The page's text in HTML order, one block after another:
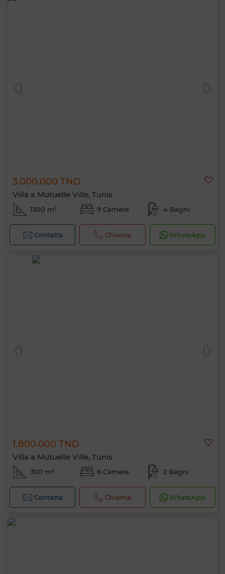
3.000.000 TND
Villa a Mutuelle Ville, Tunis
1300 m² 9 Camere 4 Bagni
Contatta Chiama WhatsApp
1.800.000 TND
Villa a Mutuelle Ville, Tunis
300 m² 6 Camere 2 Bagni
Contatta Chiama WhatsApp